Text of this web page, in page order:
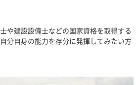
や建設設備士などの国家資格を取得する
分自身の能力を存分に発揮してみたい方